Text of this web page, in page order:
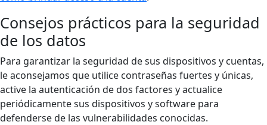
Consejos prácticos para la seguridad
de los datos
Para garantizar la seguridad de sus dispositivos y cuentas,
le aconsejamos que utilice contraseñas fuertes y únicas,
active la autenticación de dos factores y actualice
periódicamente sus dispositivos y software para
defenderse de las vulnerabilidades conocidas.